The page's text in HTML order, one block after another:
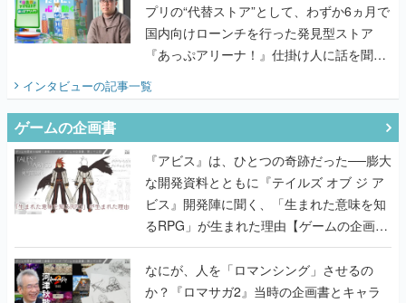
プリの“代替ストア”として、わずか6ヵ月で
国内向けローンチを行った発見型ストア
『あっぷアリーナ！』仕掛け人に話を聞い
てみた
インタビューの記事一覧
ゲームの企画書
『アビス』は、ひとつの奇跡だった──膨大
な開発資料とともに『テイルズ オブ ジ ア
ビス』開発陣に聞く、「生まれた意味を知
るRPG」が生まれた理由【ゲームの企画
書】
なにが、人を「ロマンシング」させるの
か？『ロマサガ2』当時の企画書とキャラ